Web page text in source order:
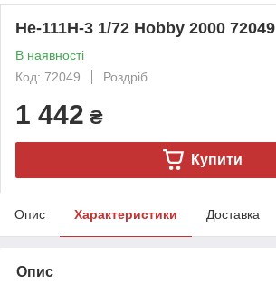
He-111H-3 1/72 Hobby 2000 72049
В наявності
Код: 72049
Роздріб
1 442 ₴
Купити
Опис Характеристики Доставка
Опис